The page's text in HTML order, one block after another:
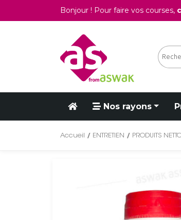
Bonjour ! Pour faire vos courses,
Nos rayons
Accueil / ENTRETIEN / PRODUITS